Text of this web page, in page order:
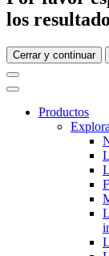
los
Cerrar y continuar
Productos